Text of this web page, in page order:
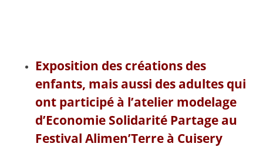
Exposition des créations des
enfants, mais aussi des adultes qui
ont participé à l’atelier modelage
d’Economie Solidarité Partage au
Festival Alimen’Terre à Cuisery